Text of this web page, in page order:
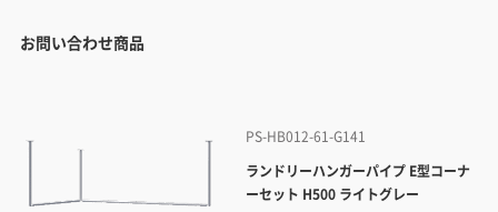
お問い合わせ商品
PS-HB012-61-G141
ランドリーハンガーパイプ E型コーナ
ーセット H500 ライトグレー